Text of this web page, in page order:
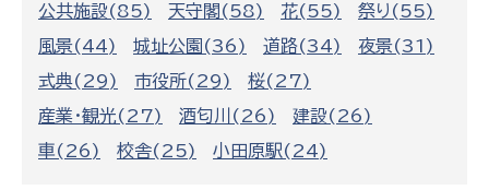
公共施設(85)
天守閣(58) 花(55)
祭り(55)
風景(44)
城址公園(36) 道路(34)
夜景(31)
式典(29)
市役所(29)
桜(27)
産業・観光(27)
酒匂川(26)
建設(26)
車(26)
校舎(25) 小田原駅(24)